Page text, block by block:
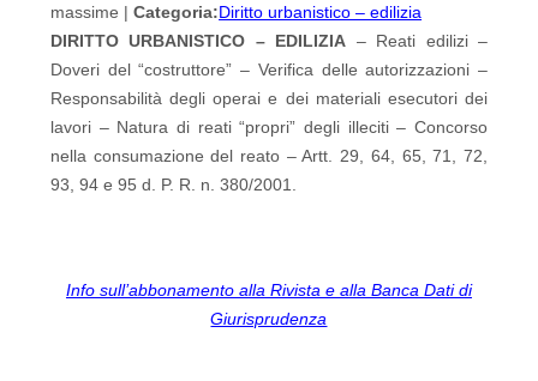
massime |Categoria:Diritto urbanistico – edilizia
DIRITTO URBANISTICO – EDILIZIA – Reati edilizi –
Doveri del “costruttore” – Verifica delle autorizzazioni –
Responsabilità degli operai e dei materiali esecutori dei
lavori – Natura di reati “propri” degli illeciti – Concorso
nella consumazione del reato – Artt. 29, 64, 65, 71, 72,
93, 94 e 95 d. P. R. n. 380/2001.
Info sull’abbonamento alla Rivista e alla Banca Dati di
Giurisprudenza